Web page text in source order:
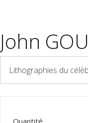
John
Lithographies du
Quantité